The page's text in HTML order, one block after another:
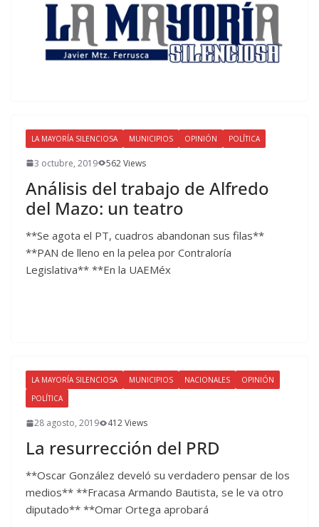
LA MAYORÍA SILENCIOSA MUNICIPIOS OPINIÓN POLÍTICA
3 octubre, 2019 562 Views
Análisis del trabajo de Alfredo
del Mazo: un teatro
**Se agota el PT, cuadros abandonan sus filas**
**PAN de lleno en la pelea por Contraloría
Legislativa** **En la UAEMéx
LA MAYORÍA SILENCIOSA MUNICIPIOS NACIONALES
OPINIÓN
POLÍTICA
28 agosto, 2019 412 Views
La resurrección del PRD
**Oscar González develó su verdadero pensar de los
medios** **Fracasa Armando Bautista, se le va otro
diputado** **Omar Ortega aprobará